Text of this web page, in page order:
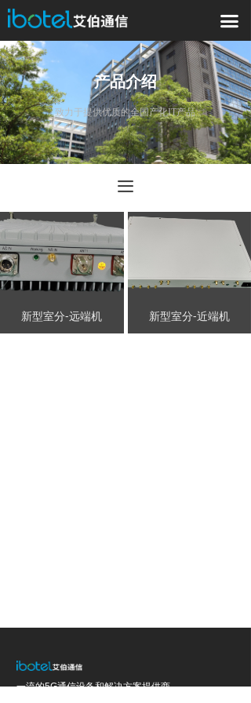
끀
끀
新型室分-远端机 新型室分-近端机
产品介绍
致力于提供优质的全国产化IT产品
一流的5G通信设备和解决方案提供商